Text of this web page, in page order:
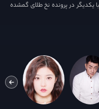
یکدیگر در پرونده نخ طلای گمشده